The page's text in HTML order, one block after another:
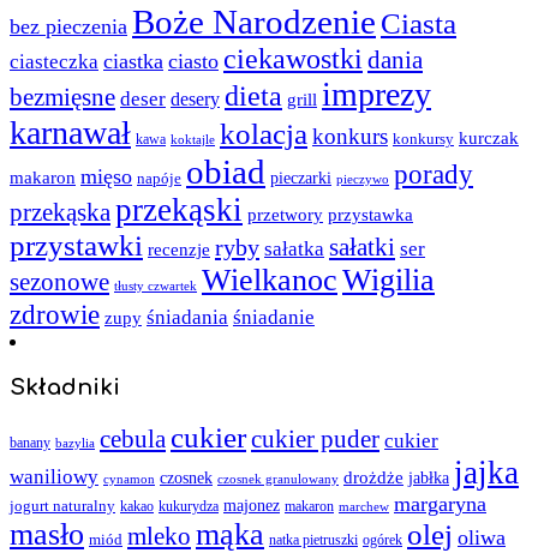
bez pieczenia Boże Narodzenie Ciasta
ciasteczka ciastka ciasto ciekawostki dania
bezmięsne deser desery dieta grill imprezy
karnawał kawa koktajle kolacja konkurs konkursy kurczak
makaron mięso napóje obiad pieczarki pieczywo porady
przekąskaprzekąski przetwory przystawka
przystawki recenzje ryby sałatka sałatki ser
sezonowe tłusty czwartek WielkanocWigilia
zdrowie zupy śniadania śniadanie
Składniki
banany bazylia cebula cukiercukier puder cukier
waniliowy cynamon czosnek czosnek granulowany drożdże jabłka jajka
jogurt naturalny kakao kukurydza majonez makaron marchew margaryna
masło miód mleko mąka natka pietruszki ogórek olej oliwa